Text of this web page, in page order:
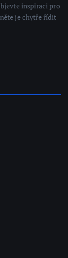
inspiraci pro
je chytře řídit